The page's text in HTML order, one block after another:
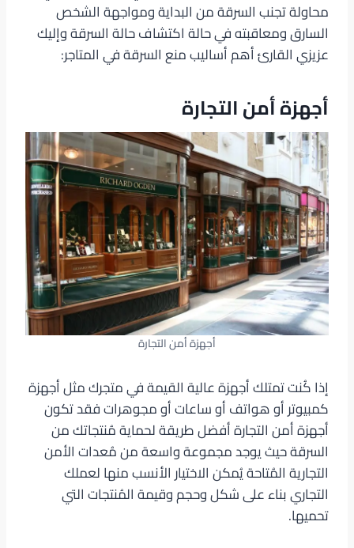
محاولة تجنب السرقة من البداية ومواجهة الشخص
السارق ومعاقبته في حالة اكتشاف حالة السرقة وإليك
عزيزي القارئ أهم أساليب منع السرقة في المتاجر:
أجهزة أمن التجارة
أجهزة أمن التجارة
إذا كُنت تمتلك أجهزة عالية القيمة في متجرك مثل أجهزة
كمبيوتر أو هواتف أو ساعات أو مجوهرات فقد تكون
أجهزة أمن التجارة أفضل طريقة لحماية مُنتجاتك من
السرقة حيث يوجد مجموعة واسعة من مُعدات الأمن
التجارية المُتاحة يُمكن الاختيار الأنسب منها لعملك
التجاري بناء على شكل وحجم وقيمة المُنتجات التي
تحميها.